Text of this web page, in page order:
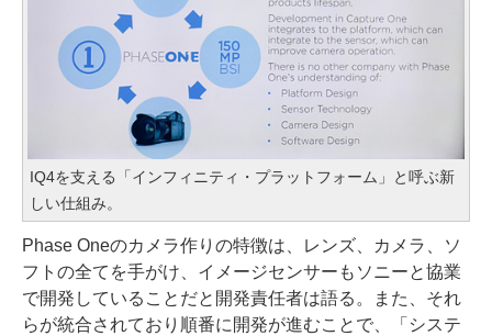
IQ4を支える「インフィニティ・プラットフォーム」と呼ぶ新
しい仕組み。
Phase Oneのカメラ作りの特徴は、レンズ、カメラ、ソ
フトの全てを手がけ、イメージセンサーもソニーと協業
で開発していることだと開発責任者は語る。また、それ
らが統合されており順番に開発が進むことで、「システ